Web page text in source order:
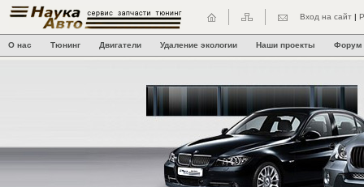
Вход на сайт |
О нас Тюнинг Двигатели Удаление экологии Наши проекты Форум